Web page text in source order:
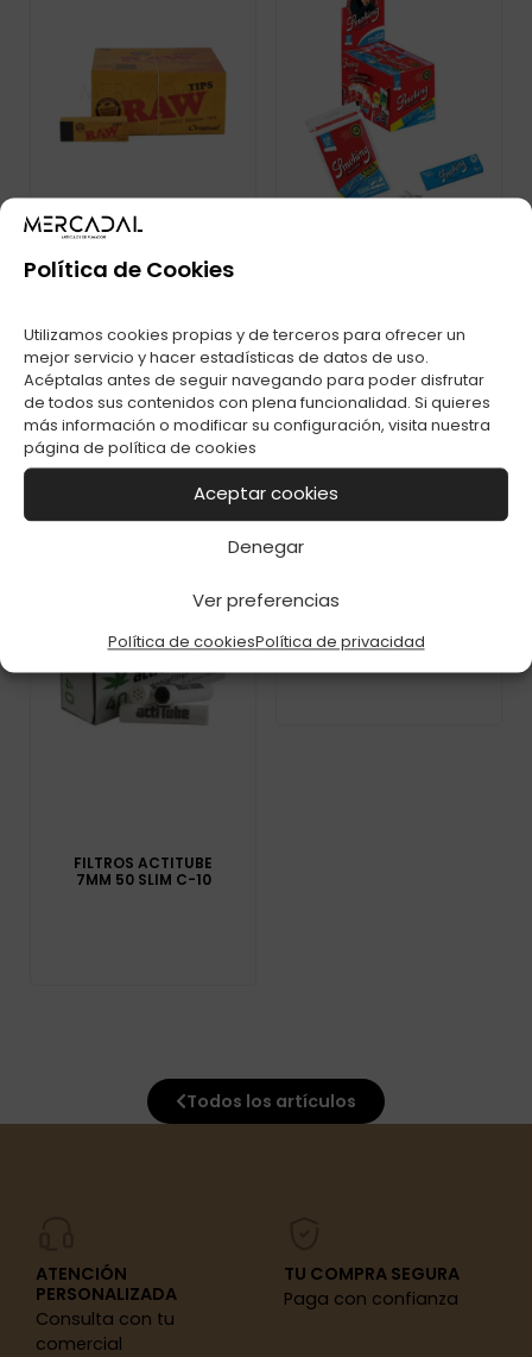
Política de Cookies
Utilizamos cookies propias y de terceros para ofrecer un
mejor servicio y hacer estadísticas de datos de uso.
Acéptalas antes de seguir navegando para poder disfrutar
de todos sus contenidos con plena funcionalidad. Si quieres
más información o modificar su configuración, visita nuestra
página de política de cookies
Aceptar cookies
Denegar
Ver preferencias
Política de cookiesPolítica de privacidad
C-50
6MM BLUE+PAPEL
180 C-30
FILTROS ACTITUBE
7MM 50 SLIM C-10
FILTROS SMOKING
Todos los artículos
ATENCIÓN
PERSONALIZADA
Consulta con tu
comercial
TU COMPRA SEGURA
Paga con confianza